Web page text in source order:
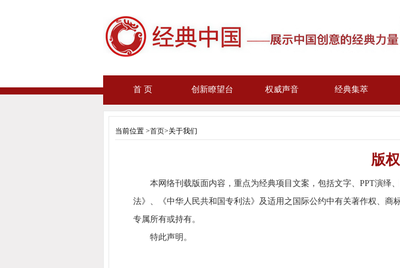
首 页 创新瞭望台 权威声音 经典集萃
当前位置 >首页>关于我们
版
本网络刊载版面内容，重点为经典项目文案，包括文字、 PPT演绎
法》、《中华人民共和国专利法》及适用之国际公约中有关著作权、
专属所有或持有。
特此声明。